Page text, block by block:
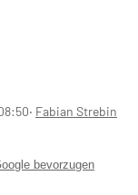
‧ Fabian Strebin
bevorzugen